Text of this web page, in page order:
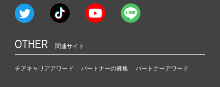
OTHER 関連サイト
チアキャリアアワード パートナーの募集 パートナーアワード